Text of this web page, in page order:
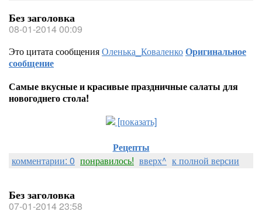
Без заголовка
08-01-2014 00:09
Это цитата сообщенияОленька_КоваленкоОригинальное
сообщение
Самые вкусные и красивые праздничные салаты для
новогоднего стола!
[показать]
Рецепты
комментарии: 0 понравилось! вверх^ к полной версии
Без заголовка
07-01-2014 23:58